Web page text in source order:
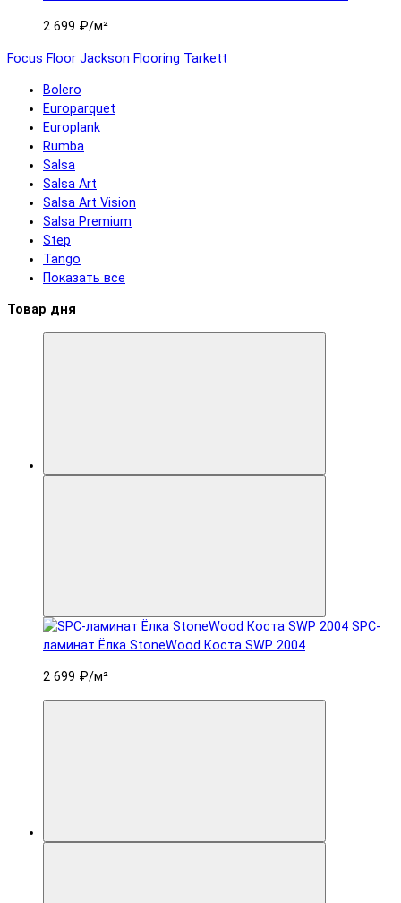
2 699 ₽/м²
Focus Floor Jackson Flooring Tarkett
Bolero
Europarquet
Europlank
Rumba
Salsa
Salsa Art
Salsa Art Vision
Salsa Premium
Step
Tango
Показать все
Товар дня
SPC-
ламинат Ëлка StoneWood Коста SWP 2004
2 699 ₽/м²